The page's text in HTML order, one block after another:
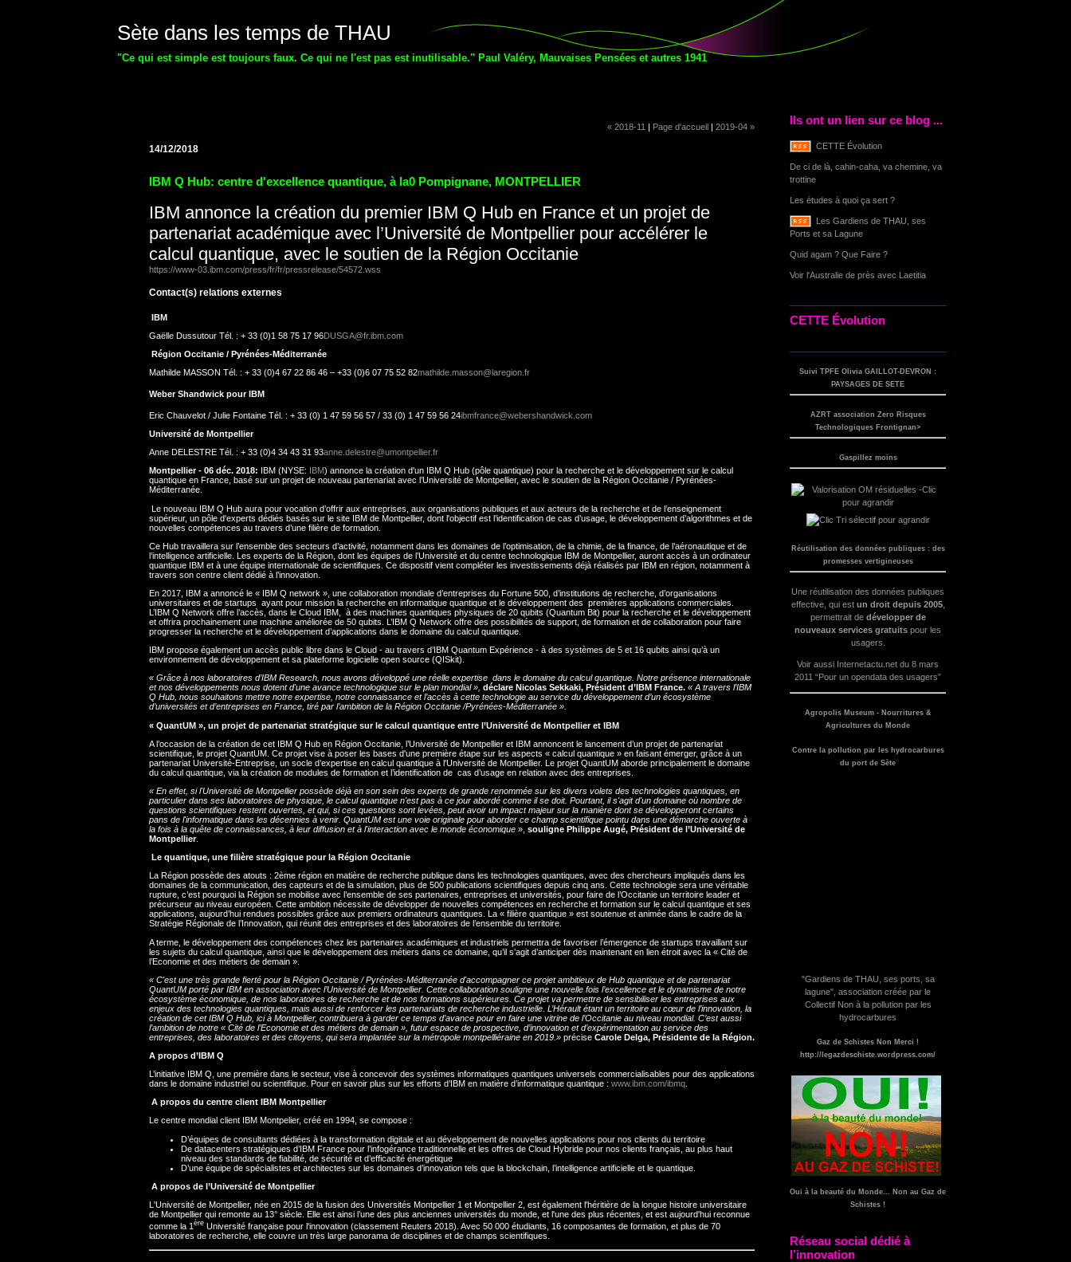
Sète dans les temps de THAU
"Ce qui est simple est toujours faux. Ce qui ne l'est pas est inutilisable." Paul Valéry, Mauvaises Pensées et autres 1941
Ils ont un lien sur ce blog ...
CETTE Évolution
De ci de là, cahin-caha, va chemine, va
trottine
Les études à quoi ça sert ?
Les Gardiens de THAU, ses
Ports et sa Lagune
Quid agam ? Que Faire ?
Voir l'Australie de près avec Laetitia
CETTE Évolution
Suivi TPFE Olivia GAILLOT-DEVRON :
PAYSAGES DE SETE
AZRT association Zero Risques
Technologiques Frontignan>
Gaspillez moins
Réutilisation des données publiques : des
promesses vertigineuses
Une réutilisation des données publiques
effective, qui est un droit depuis 2005,
permettrait de développer de
nouveaux services gratuits pour les
usagers.
Voir aussi Internetactu.net du 8 mars
2011 “Pour un opendata des usagers”
Agropolis Museum - Nourritures &
Agricultures du Monde
Contre la pollution par les hydrocarbures
du port de Sète
"Gardiens de THAU, ses ports, sa
lagune", association créée par le
Collectif Non à la pollution par les
hydrocarbures
Gaz de Schistes Non Merci !
http://legazdeschiste.wordpress.com/
Oui à la beauté du Monde... Non au Gaz de
Schistes !
Réseau social dédié à
l’innovation
« 2018-11 | Page d'accueil | 2019-04 »
14/12/2018
IBM Q Hub: centre d'excellence quantique, à la0 Pompignane, MONTPELLIER
IBM annonce la création du premier IBM Q Hub en France et un projet de
partenariat académique avec l’Université de Montpellier pour accélérer le
calcul quantique, avec le soutien de la Région Occitanie
https://www-03.ibm.com/press/fr/fr/pressrelease/54572.wss
Contact(s) relations externes
IBM
Gaëlle Dussutour Tél. : + 33 (0)1 58 75 17 96DUSGA@fr.ibm.com
Région Occitanie / Pyrénées-Méditerranée
Mathilde MASSON Tél. : + 33 (0)4 67 22 86 46 – +33 (0)6 07 75 52 82mathilde.masson@laregion.fr
Weber Shandwick pour IBM
Eric Chauvelot / Julie Fontaine Tél. : + 33 (0) 1 47 59 56 57 / 33 (0) 1 47 59 56 24ibmfrance@webershandwick.com
Université de Montpellier
Anne DELESTRE Tél. : + 33 (0)4 34 43 31 93anne.delestre@umontpellier.fr
Montpellier - 06 déc. 2018:
IBM (NYSE: IBM) annonce la création d'un IBM Q Hub (pôle quantique) pour la recherche et le développement sur le calcul
quantique en France, basé sur un projet de nouveau partenariat avec l’Université de Montpellier, avec le soutien de la Région Occitanie / Pyrénées-
Méditerranée.
Le nouveau IBM Q Hub aura pour vocation d’offrir aux entreprises, aux organisations publiques et aux acteurs de la recherche et de l’enseignement
supérieur, un pôle d'experts dédiés basés sur le site IBM de Montpellier, dont l'objectif est l’identification de cas d’usage, le développement d’algorithmes et de
nouvelles compétences au travers d’une filière de formation.
Ce Hub travaillera sur l’ensemble des secteurs d’activité, notamment dans les domaines de l’optimisation, de la chimie, de la finance, de l’aéronautique et de
l’intelligence artificielle. Les experts de la Région, dont les équipes de l’Université et du centre technologique IBM de Montpellier, auront accès à un ordinateur
quantique IBM et à une équipe internationale de scientifiques. Ce dispositif vient compléter les investissements déjà réalisés par IBM en région, notamment à
travers son centre client dédié à l’innovation.
En 2017, IBM a annoncé le « IBM Q network », une collaboration mondiale d’entreprises du Fortune 500, d’institutions de recherche, d’organisations
universitaires et de startups ayant pour mission la recherche en informatique quantique et le développement des premières applications commerciales.
L’IBM Q Network offre l’accès, dans le Cloud IBM, à des machines quantiques physiques de 20 qubits (Quantum Bit) pour la recherche et le développement
et offrira prochainement une machine améliorée de 50 qubits. L’IBM Q Network offre des possibilités de support, de formation et de collaboration pour faire
progresser la recherche et le développement d’applications dans le domaine du calcul quantique.
IBM propose également un accès public libre dans le Cloud - au travers d’IBM Quantum Expérience - à des systèmes de 5 et 16 qubits ainsi qu’à un
environnement de développement et sa plateforme logicielle open source (QISkit).
« Grâce à nos laboratoires d’IBM Research, nous avons développé une réelle expertise dans le domaine du calcul quantique. Notre présence internationale
et nos développements nous dotent d'une avance technologique sur le plan mondial », déclare Nicolas Sekkaki, Président d’IBM France. « A travers l’IBM
Q Hub, nous souhaitons mettre notre expertise, notre connaissance et l’accès à cette technologie au service du développement d’un écosystème
d’universités et d’entreprises en France, tiré par l’ambition de la Région Occitanie /Pyrénées-Méditerranée ».
« QuantUM », un projet de partenariat stratégique sur le calcul quantique entre l’Université de Montpellier et IBM
A l’occasion de la création de cet IBM Q Hub en Région Occitanie, l’Université de Montpellier et IBM annoncent le lancement d’un projet de partenariat
scientifique, le projet QuantUM. Ce projet vise à poser les bases d'une première étape sur les aspects « calcul quantique » en faisant émerger, grâce à un
partenariat Université-Entreprise, un socle d’expertise en calcul quantique à l'Université de Montpellier. Le projet QuantUM aborde principalement le domaine
du calcul quantique, via la création de modules de formation et l’identification de cas d’usage en relation avec des entreprises.
« En effet, si l'Université de Montpellier possède déjà en son sein des experts de grande renommée sur les divers volets des technologies quantiques, en
particulier dans ses laboratoires de physique, le calcul quantique n'est pas à ce jour abordé comme il se doit. Pourtant, il s'agit d'un domaine où nombre de
questions scientifiques restent ouvertes, et qui, si ces questions sont levées, peut avoir un impact majeur sur la manière dont se développeront certains
pans de l'informatique dans les décennies à venir. QuantUM est une voie originale pour aborder ce champ scientifique pointu dans une démarche ouverte à
la fois à la quête de connaissances, à leur diffusion et à l'interaction avec le monde économique », souligne Philippe Augé, Président de l’Université de
Montpellier.
Le quantique, une filière stratégique pour la Région Occitanie
La Région possède des atouts : 2ème région en matière de recherche publique dans les technologies quantiques, avec des chercheurs impliqués dans les
domaines de la communication, des capteurs et de la simulation, plus de 500 publications scientifiques depuis cinq ans. Cette technologie sera une véritable
rupture, c’est pourquoi la Région se mobilise avec l’ensemble de ses partenaires, entreprises et universités, pour faire de l’Occitanie un territoire leader et
précurseur au niveau européen. Cette ambition nécessite de développer de nouvelles compétences en recherche et formation sur le calcul quantique et ses
applications, aujourd’hui rendues possibles grâce aux premiers ordinateurs quantiques. La « filière quantique » est soutenue et animée dans le cadre de la
Stratégie Régionale de l’Innovation, qui réunit des entreprises et des laboratoires de l’ensemble du territoire.
A terme, le développement des compétences chez les partenaires académiques et industriels permettra de favoriser l’émergence de startups travaillant sur
les sujets du calcul quantique, ainsi que le développement des métiers dans ce domaine, qu’il s’agit d’anticiper dès maintenant en lien étroit avec la « Cité de
l’Economie et des métiers de demain ».
« C'est une très grande fierté pour la Région Occitanie / Pyrénées-Méditerranée d'accompagner ce projet ambitieux de Hub quantique et de partenariat
QuantUM porté par IBM en association avec l’Université de Montpellier. Cette collaboration souligne une nouvelle fois l’excellence et le dynamisme de notre
écosystème économique, de nos laboratoires de recherche et de nos formations supérieures. Ce projet va permettre de sensibiliser les entreprises aux
enjeux des technologies quantiques, mais aussi de renforcer les partenariats de recherche industrielle. L’Hérault étant un territoire au cœur de l’innovation, la
création de cet IBM Q Hub, ici à Montpellier, contribuera à garder ce temps d’avance pour en faire une vitrine de l’Occitanie au niveau mondial. C’est aussi
l’ambition de notre « Cité de l’Economie et des métiers de demain », futur espace de prospective, d’innovation et d’expérimentation au service des
entreprises, des laboratoires et des citoyens, qui sera implantée sur la métropole montpelliéraine en 2019. » précise Carole Delga, Présidente de la Région.
A propos d’IBM Q
L’initiative IBM Q, une première dans le secteur, vise à concevoir des systèmes informatiques quantiques universels commercialisables pour des applications
dans le domaine industriel ou scientifique. Pour en savoir plus sur les efforts d’IBM en matière d’informatique quantique : www.ibm.com/ibmq
A propos du centre client IBM Montpellier
Le centre mondial client IBM Montpelier, créé en 1994, se compose :
D’équipes de consultants dédiées à la transformation digitale et au développement de nouvelles applications pour nos clients du territoire
De datacenters stratégiques d’IBM France pour l’infogérance traditionnelle et les offres de Cloud Hybride pour nos clients français, au plus haut
niveau des standards de fiabilité, de sécurité et d’efficacité énergétique
D’une équipe de spécialistes et architectes sur les domaines d’innovation tels que la blockchain, l’intelligence artificielle et le quantique.
A propos de l’Université de Montpellier
L'Université de Montpellier, née en 2015 de la fusion des Universités Montpellier 1 et Montpellier 2, est également l'héritière de la longue histoire universitaire
de Montpellier qui remonte au 13° siècle. Elle est ainsi l’une des plus anciennes universités du monde, et l'une des plus récentes, et est aujourd'hui reconnue
comme la 1 ère Université française pour l'innovation (classement Reuters 2018). Avec 50 000 étudiants, 16 composantes de formation, et plus de 70
laboratoires de recherche, elle couvre un très large panorama de disciplines et de champs scientifiques.